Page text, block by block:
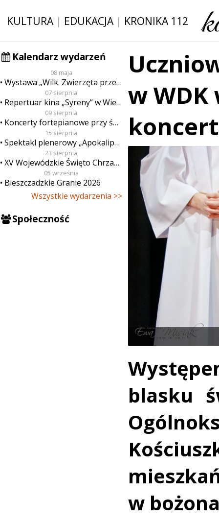
KULTURA| EDUKACJA| KRONIKA 112
Kalendarz wydarzeń
08 maja
Wystawa „Wilk. Zwierzęta przeklęte”
07 sierpnia
Repertuar kina „Syreny” w Wieluniu w dn. od 7 do 13 sierpnia
09 sierpnia
Koncerty fortepianowe przy świecach
15 sierpnia
Spektakl plenerowy „Apokalipsa”
23 sierpnia
XV Wojewódzkie Święto Chrzanu
05 września
Bieszczadzkie Granie 2026
Wszystkie wydarzenia >>
Społeczność
w
blasku
w